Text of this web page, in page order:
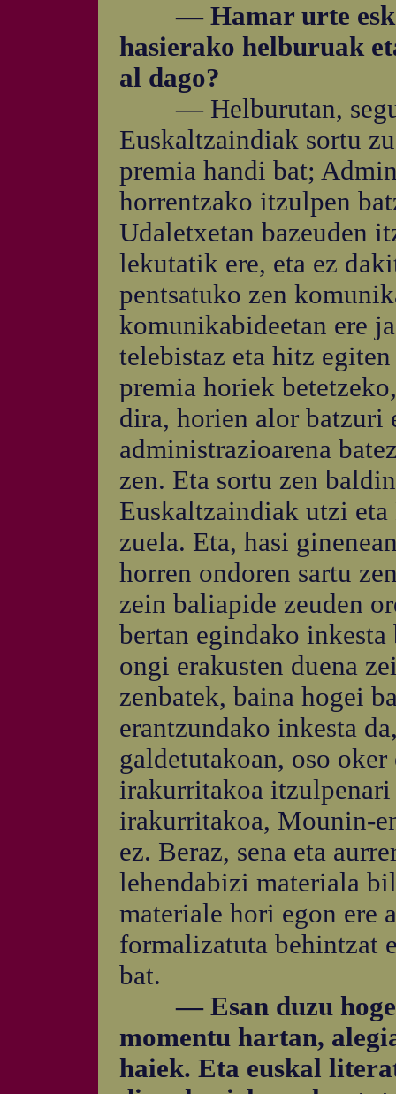
— Hamar urte
hasierako helburuak
al dago?
— Helburutan,
Euskaltzaindiak sortu
premia handi bat;
horrentzako itzulpen
Udaletxetan bazeuden
lekutatik ere, eta ez
pentsatuko zen
komunikabideetan ere
telebistaz eta hitz
premia horiek
dira, horien alor batzuri
administrazioarena
zen. Eta sortu zen
Euskaltzaindiak utzi eta
zuela. Eta, hasi
horren ondoren sartu
zein baliapide zeuden
bertan egindako
ongi erakusten duena
zenbatek, baina hogei
erantzundako inkesta
galdetutakoan, oso
irakurritakoa itzulpenari
irakurritakoa, Mounin-
ez. Beraz, sena eta
lehendabizi materiala
materiale hori egon ere
formalizatuta behintzat
bat.
— Esan duzu
momentu hartan,
haiek. Eta euskal